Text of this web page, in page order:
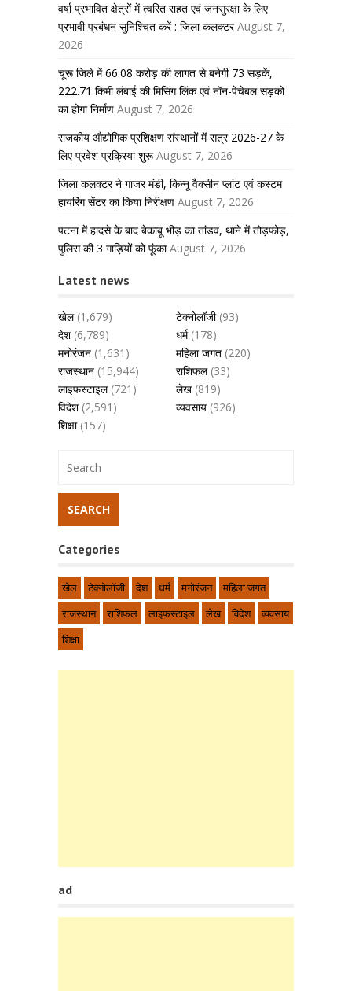
वर्षा प्रभावित क्षेत्रों में त्वरित राहत एवं जनसुरक्षा के लिए
प्रभावी प्रबंधन सुनिश्चित करें : जिला कलक्टर August 7,
2026
चूरू जिले में 66.08 करोड़ की लागत से बनेगी 73 सड़कें,
222.71 किमी लंबाई की मिसिंग लिंक एवं नॉन-पेचेबल सड़कों
का होगा निर्माण August 7, 2026
राजकीय औद्योगिक प्रशिक्षण संस्थानों में सत्र 2026-27 के
लिए प्रवेश प्रक्रिया शुरू August 7, 2026
जिला कलक्टर ने गाजर मंडी, किन्नू वैक्सीन प्लांट एवं कस्टम
हायरिंग सेंटर का किया निरीक्षण August 7, 2026
पटना में हादसे के बाद बेकाबू भीड़ का तांडव, थाने में तोड़फोड़,
पुलिस की 3 गाड़ियों को फूंका August 7, 2026
Latest news
खेल(1,679) टेक्नोलॉजी(93)
देश(6,789) धर्म(178)
मनोरंजन (1,631) महिला जगत (220)
राजस्थान (15,944) राशिफल(33)
लाइफस्टाइल(721) लेख (819)
विदेश(2,591) व्यवसाय (926)
शिक्षा(157)
Categories
खेल टेक्नोलॉजी देश धर्म मनोरंजन
महिला जगत
राजस्थान
राशिफल लाइफस्टाइल लेख विदेश
व्यवसाय
शिक्षा
ad